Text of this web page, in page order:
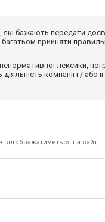
які бажають передати
прийняти
лексики,
компанії і / або
відображатиметься на сайті